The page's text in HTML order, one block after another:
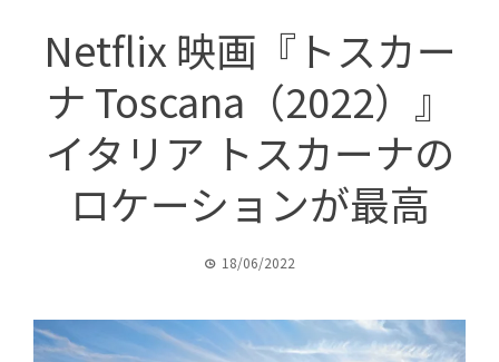
Netflix 映画『トスカー
ナ Toscana（2022）』
イタリア トスカーナの
ロケーションが最高
18/06/2022